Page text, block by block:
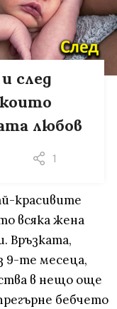
след
любов
1
красивите
всяка жена
Връзката,
9-те месеца,
в нещо още
бебчето